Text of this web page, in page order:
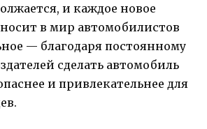
и каждое новое
в мир автомобилистов
— благодаря постоянному
сделать автомобиль
и привлекательнее для